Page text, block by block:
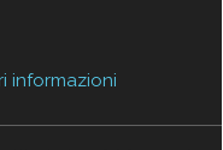
informazioni